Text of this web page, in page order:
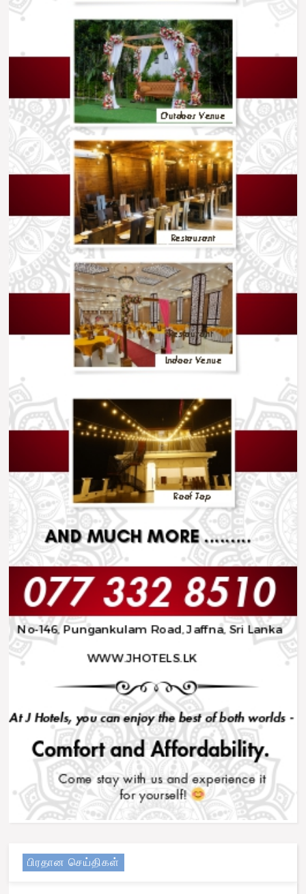
பிரதான செய்திகள்